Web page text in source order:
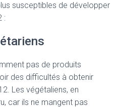
susceptibles de développer
:
pas de produits
des difficultés à obtenir
Les végétaliens, en
car ils ne mangent pas